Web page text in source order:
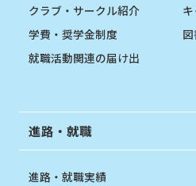
クラブ・サークル紹介
学費・奨学金制度
就職活動関連の届け出
進路・就職
進路・就職実績